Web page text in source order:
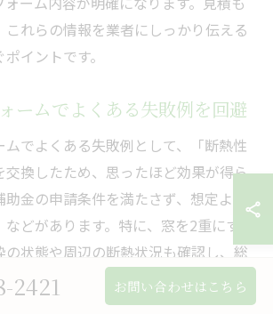
これらの情報を業者にしっかり伝える
イントです。
ームでよくある失敗例を回避
ムでよくある失敗例として、「断熱性
交換したため、思ったほど効果が得ら
金の申請条件を満たさず、想定より
どがあります。特に、窓を2重にする
の状態や周辺の断熱状況も確認し、総
することが重要です。
2421 お問い合わせはこちら